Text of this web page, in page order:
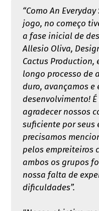
“Como An
jogo, no começo
a fase inicial de
Allesio Oliva,
Cactus Production,
longo processo de
duro, avançamos
desenvolvimento!
agradecer nossos
suficiente por seus
precisamos
pelos empreiteiros
ambos os grupos
nossa falta de
dificuldades”.